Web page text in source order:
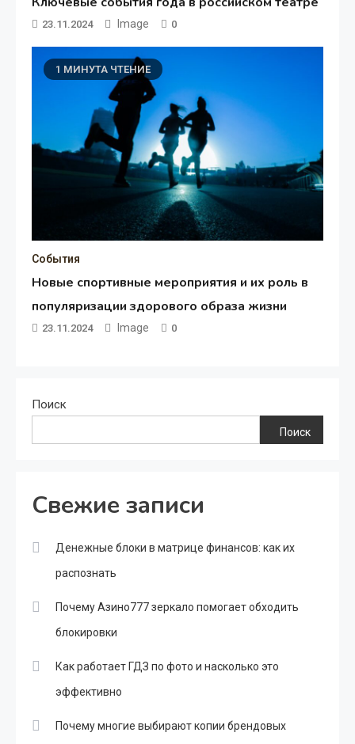
23.11.2024 Image 0
1 МИНУТА ЧТЕНИЕ
События
Новые спортивные мероприятия и их роль в
популяризации здорового образа жизни
23.11.2024 Image 0
Поиск
Поиск
Свежие записи
Денежные блоки в матрице финансов: как их
распознать
Почему Азино777 зеркало помогает обходить
блокировки
Как работает ГДЗ по фото и насколько это
эффективно
Почему многие выбирают копии брендовых